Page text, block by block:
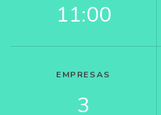
11:00
EMPRESAS
3